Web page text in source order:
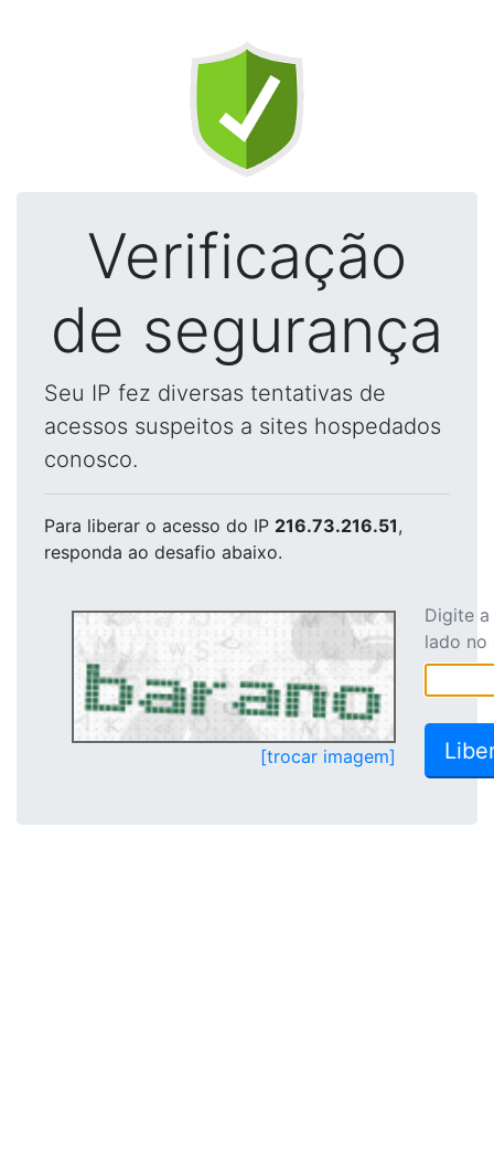
Verificação
de segurança
Seu IP fez diversas tentativas de
acessos suspeitos a sites hospedados
conosco.
Para liberar o acesso do IP 216.73.216.51,
responda ao desafio abaixo.
[trocar imagem]
Digite
lado no